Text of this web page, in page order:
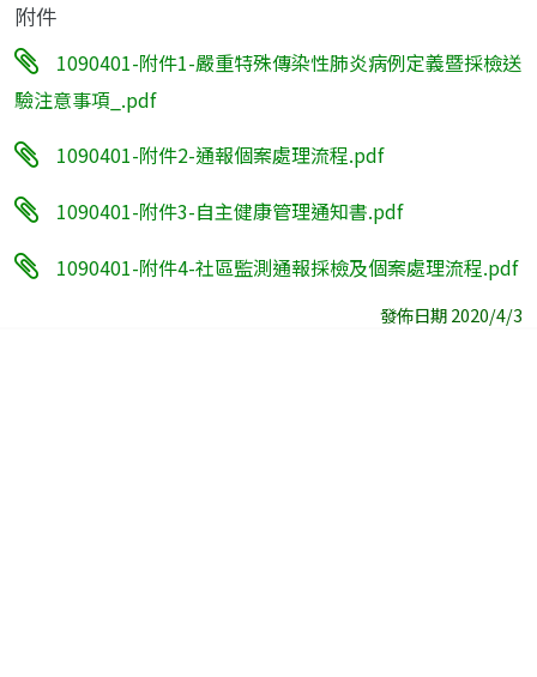
附件
1090401-附件1-嚴重特殊傳染性肺炎病例定義暨採檢送
驗注意事項_.pdf
1090401-附件2-通報個案處理流程.pdf
1090401-附件3-自主健康管理通知書.pdf
1090401-附件4-社區監測通報採檢及個案處理流程.pdf
發佈日期 2020/4/3